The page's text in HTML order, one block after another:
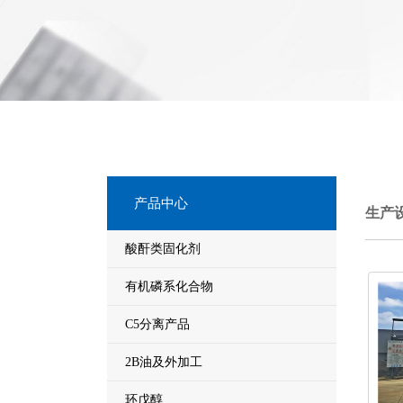
产品中心
酸酐类固化剂
有机磷系化合物
C5分离产品
2B油及外加工
环戊醇
生产